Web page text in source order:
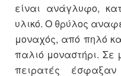
είναι ανάγλυφο,
υλικό. Ο θρύλος
μοναχός, από πηλό
παλιό μοναστήρι. Σε
πειρατές